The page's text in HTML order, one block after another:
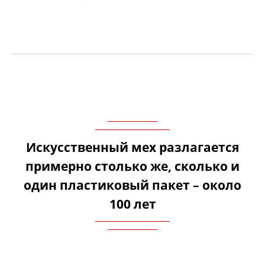
Искусственный мех разлагается
примерно столько же, сколько и
один пластиковый пакет – около
100 лет